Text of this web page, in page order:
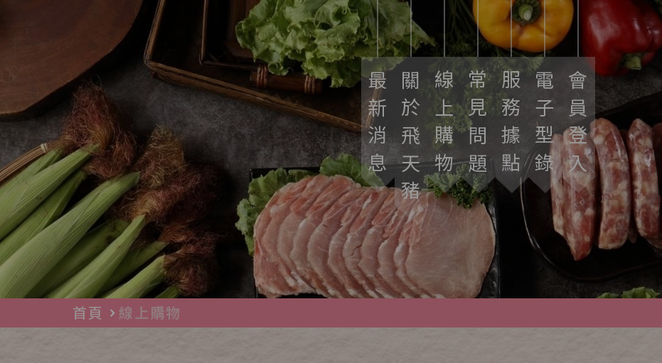
最新消息關於飛天豬線上購物常見問題服務據點電子型錄會員登入
首頁 線上購物